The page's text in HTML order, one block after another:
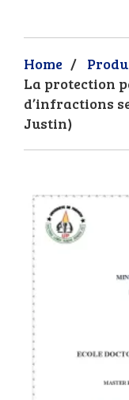
Home /
La protection
d’infractions
Justin)